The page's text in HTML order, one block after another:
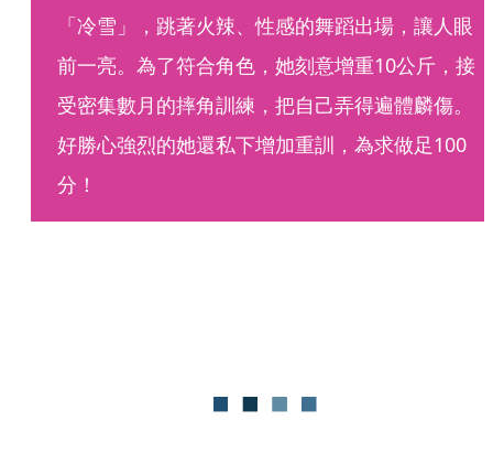
「冷雪」，跳著火辣、性感的舞蹈出場，讓人眼
前一亮。為了符合角色，她刻意增重10公斤，接
受密集數月的摔角訓練，把自己弄得遍體麟傷。
好勝心強烈的她還私下增加重訓，為求做足100
分！